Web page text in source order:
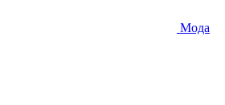
Мода